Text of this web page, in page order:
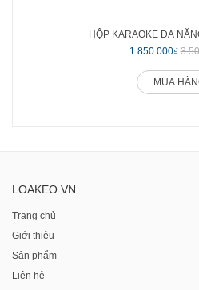
HỘP KARAOKE ĐA
1.850.000₫
MUA
LOAKEO.VN
Trang chủ
Giới thiệu
Sản phẩm
Liên hệ